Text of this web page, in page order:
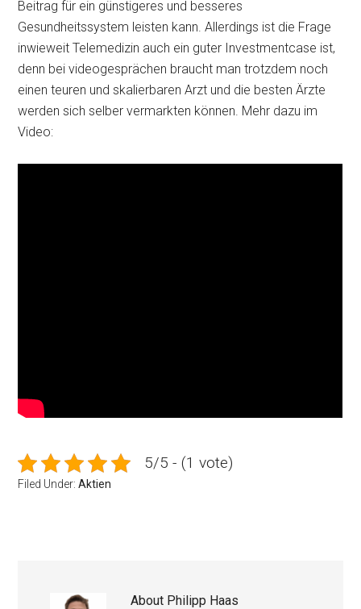
Beitrag für ein günstigeres und besseres
Gesundheitssystem leisten kann. Allerdings ist die Frage
inwieweit Telemedizin auch ein guter Investmentcase ist,
denn bei videogesprächen braucht man trotzdem noch
einen teuren und skalierbaren Arzt und die besten Ärzte
werden sich selber vermarkten können. Mehr dazu im
Video:
5/5 - (1 vote)
Filed Under:Aktien
About Philipp Haas